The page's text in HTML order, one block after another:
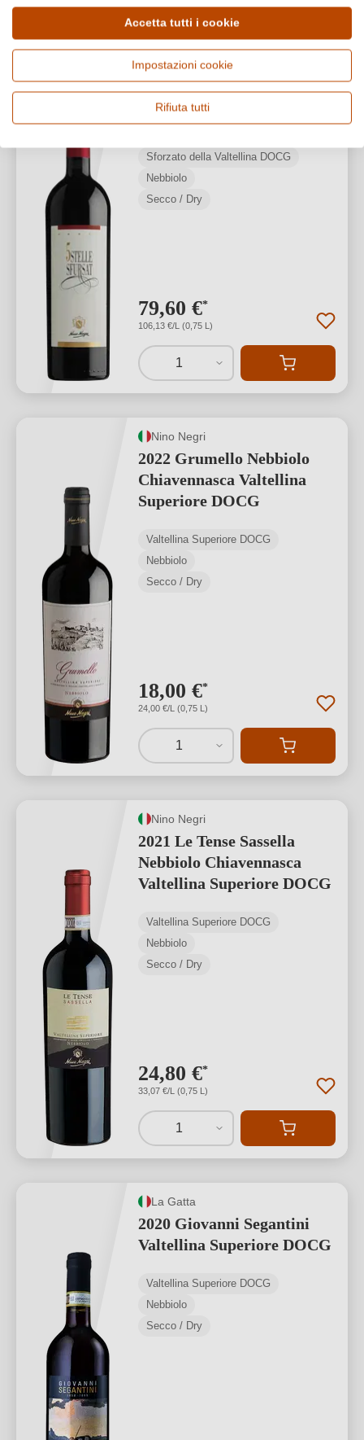
Nino Negri
2022 Sfursat 5 Stelle
Nebbiolo Sforzato della
Sforzato della Valtellina DOCG
Nebbiolo
Secco / Dry
79,60 €*
106,13 €/L (0,75 L)
1
Nino Negri
2022 Grumello Nebbiolo
Chiavennasca Valtellina
Superiore DOCG
Valtellina Superiore DOCG
Nebbiolo
Secco / Dry
18,00 €*
24,00 €/L (0,75 L)
1
Nino Negri
2021 Le Tense Sassella
Nebbiolo Chiavennasca
Valtellina Superiore DOCG
Valtellina Superiore DOCG
Nebbiolo
Secco / Dry
24,80 €*
33,07 €/L (0,75 L)
1
La Gatta
2020 Giovanni Segantini
Valtellina Superiore DOCG
Valtellina Superiore DOCG
Nebbiolo
Secco / Dry
Accetta tutti i cookie
Impostazioni cookie
Rifiuta tutti